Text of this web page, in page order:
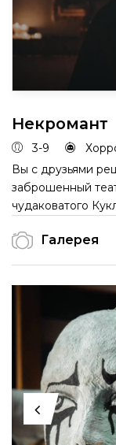
Некромант
3-9
Вы с друзьями
заброшенный
чудаковатого
Галерея